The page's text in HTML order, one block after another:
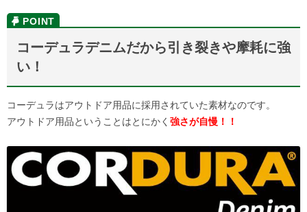
コーデュラデニムだから引き裂きや摩耗に強
い！
コーデュラはアウトドア用品に採用されていた素材なのです。
アウトドア用品ということはとにかく 強さが自慢！！